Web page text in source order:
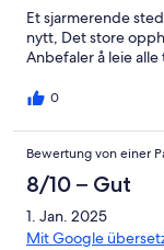
Et sjarmerende
nytt, Det store
Anbefaler å leie
0
Bewertung von einer
8/10 – Gut
1. Jan. 2025
Mit Google